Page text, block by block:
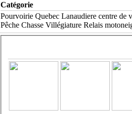
Catégorie
Pourvoirie Quebec Lanaudiere centre de
Pêche Chasse Villégiature Relais